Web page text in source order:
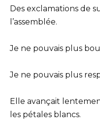
Des exclamations de
l’assemblée.
Je ne pouvais plus
Je ne pouvais plus
Elle avançait
les pétales blancs.